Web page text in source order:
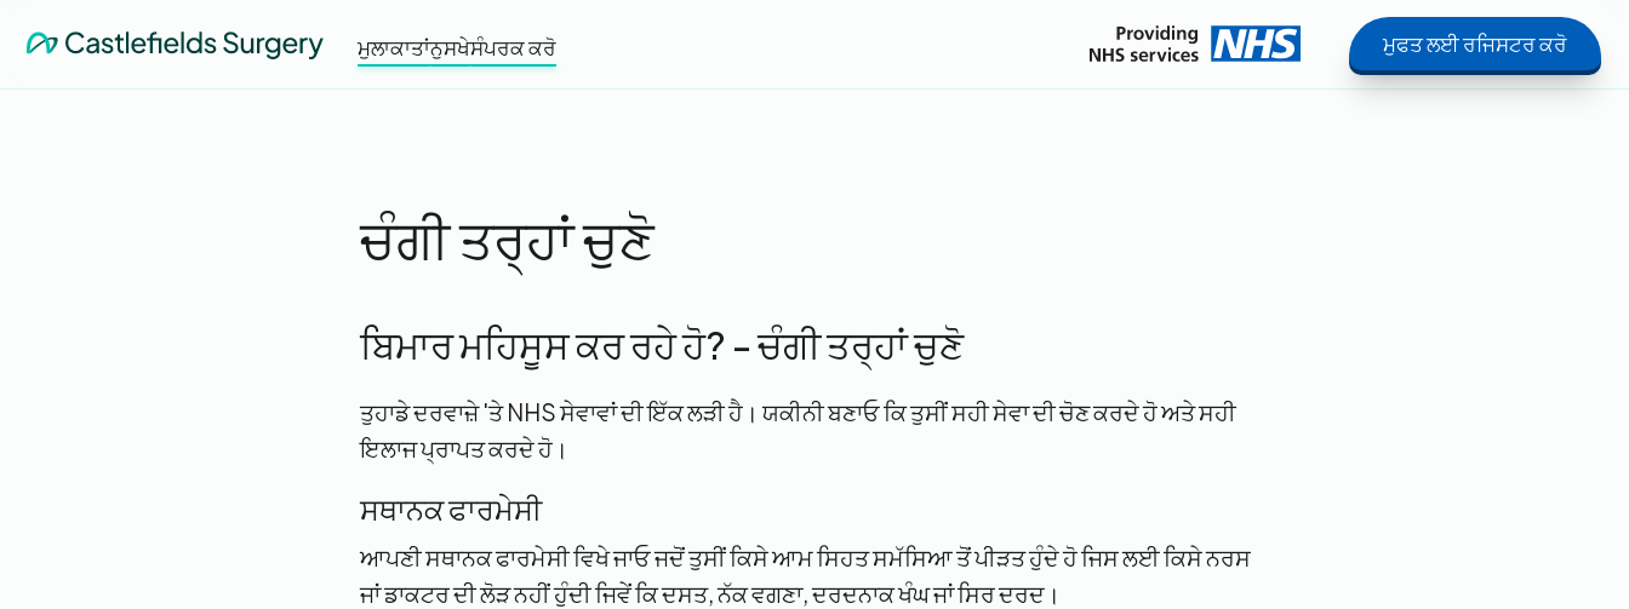
ਮੁਲਾਕਾਤਾਂਨੁਸਖੇਸੰਪਰਕ ਕਰੋ ਮੁਫਤ ਲਈ ਰਜਿਸਟਰ ਕਰੋ
ਚੰਗੀ ਤਰ੍ਹਾਂ ਚੁਣੋ
ਬਿਮਾਰ ਮਹਿਸੂਸ ਕਰ ਰਹੇ ਹੋ? - ਚੰਗੀ ਤਰ੍ਹਾਂ ਚੁਣੋ
ਤੁਹਾਡੇ ਦਰਵਾਜ਼ੇ 'ਤੇ NHS ਸੇਵਾਵਾਂ ਦੀ ਇੱਕ ਲੜੀ ਹੈ। ਯਕੀਨੀ ਬਣਾਓ ਕਿ ਤੁਸੀਂ ਸਹੀ ਸੇਵਾ ਦੀ ਚੋਣ ਕਰਦੇ ਹੋ ਅਤੇ ਸਹੀ
ਇਲਾਜ ਪ੍ਰਾਪਤ ਕਰਦੇ ਹੋ।
ਸਥਾਨਕ ਫਾਰਮੇਸੀ
ਆਪਣੀ ਸਥਾਨਕ ਫਾਰਮੇਸੀ ਵਿਖੇ ਜਾਓ ਜਦੋਂ ਤੁਸੀਂ ਕਿਸੇ ਆਮ ਸਿਹਤ ਸਮੱਸਿਆ ਤੋਂ ਪੀੜਤ ਹੁੰਦੇ ਹੋ ਜਿਸ ਲਈ ਕਿਸੇ ਨਰਸ
ਜਾਂ ਡਾਕਟਰ ਦੀ ਲੋੜ ਨਹੀਂ ਹੁੰਦੀ ਜਿਵੇਂ ਕਿ ਦਸਤ, ਨੱਕ ਵਗਣਾ, ਦਰਦਨਾਕ ਖੰਘ ਜਾਂ ਸਿਰ ਦਰਦ।